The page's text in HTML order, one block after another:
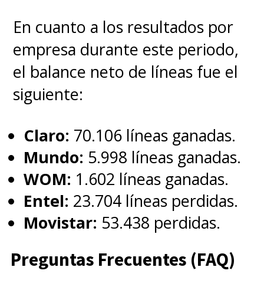
En cuanto a los resultados por
empresa durante este periodo,
el balance neto de líneas fue el
siguiente:
Claro: 70.106 líneas ganadas.
Mundo: 5.998 líneas ganadas.
WOM: 1.602 líneas ganadas.
Entel: 23.704 líneas perdidas.
Movistar: 53.438 perdidas.
Preguntas Frecuentes (FAQ)